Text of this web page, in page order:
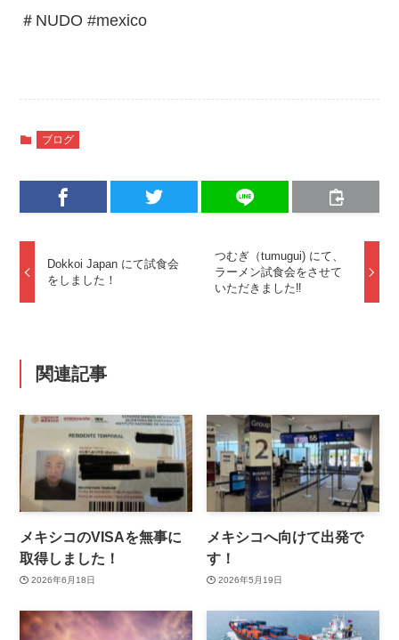
＃NUDO #mexico
ブログ
Dokkoi Japan にて試食会
をしました！
つむぎ（tumugui) にて、
ラーメン試食会をさせて
いただきました‼️
関連記事
メキシコのVISAを無事に
取得しました！
2026年6月18日
メキシコへ向けて出発で
す！
2026年5月19日